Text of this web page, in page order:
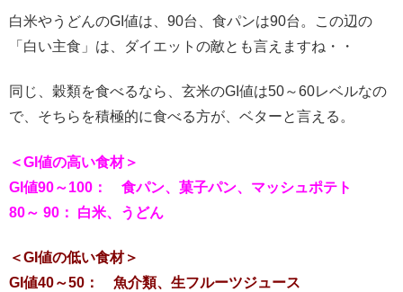
白米やうどんのGI値は、90台、食パンは90台。この辺の
「白い主食」は、ダイエットの敵とも言えますね・・
同じ、穀類を食べるなら、玄米のGI値は50～60レベルなの
で、そちらを積極的に食べる方が、ベターと言える。
＜GI値の高い食材＞
GI値90～100： 食パン、菓子パン、マッシュポテト
80～ 90： 白米、うどん
＜GI値の低い食材＞
GI値40～50： 魚介類、生フルーツジュース